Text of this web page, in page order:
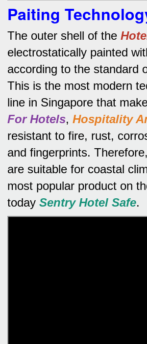
Paiting
The outer shell of the
electrostatically painted
according to the standard
This is the most modern
line in Singapore that
For Hotels, Hospitality
resistant to fire, rust,
and fingerprints.
are suitable for coastal
most popular product on
today Sentry Hotel Safe.